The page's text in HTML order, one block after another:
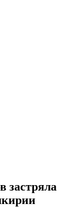
застряла